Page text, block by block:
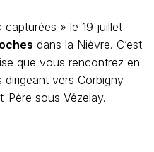
» le 19 juillet
dans la Nièvre. C’est
que vous rencontrez en
vers Corbigny
Père sous Vézelay.